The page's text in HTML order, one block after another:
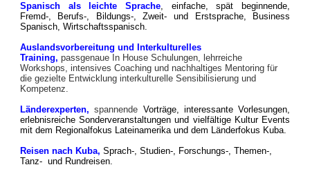
Spanisch als leichte Sprache, einfache, spät beginnende,
Fremd-, Berufs-, Bildungs-, Zweit- und Erstsprache,
Business
Spanisch, Wirtschaftsspanisch.
Auslandsvorbereitung und Interkulturelles
Training, passgenaue In House Schulungen, lehrreiche
Workshops, intensives Coaching und nachhaltiges Mentoring für
die gezielte Entwicklung interkulturelle Sensibilisierung und
Kompetenz.
Länderexperten,spannende Vorträge, interessante Vorlesungen,
erlebnisreiche Sonderveranstaltungen und vielfältige Kultur Events
mit dem Regionalfokus Lateinamerika und dem Länderfokus Kuba.
Reisen nach Kuba, Sprach-, Studien-, Forschungs-, Themen-,
Tanz- und Rundreisen.